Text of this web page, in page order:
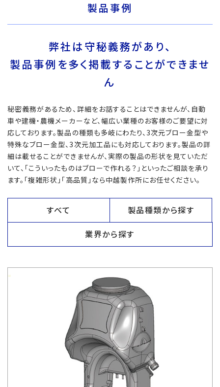
製品事例
弊社は守秘義務があり、
製品事例を多く掲載することができませ
ん
秘密義務があるため、詳細をお話することはできませんが、自動
車や建機・農機メーカーなど、幅広い業種のお客様のご要望に対
応しております。製品の種類も多岐にわたり、3次元ブロー金型や
特殊なブロー金型、3次元加工品にも対応しております。製品の詳
細は載せることができませんが、実際の製品の形状を見ていただ
いて、「こういったものはブローで作れる？」といったご相談を承り
ます。「複雑形状」「高品質」なら中越製作所にお任せください。
すべて 製品種類から探す
業界から探す